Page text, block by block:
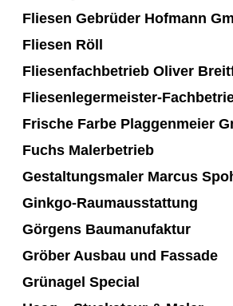
Fliesen Gebrüder Hofmann
Fliesen Röll
Fliesenfachbetrieb Oliver
Fliesenlegermeister-
Frische Farbe Plaggenmeier
Fuchs Malerbetrieb
Gestaltungsmaler Marcus
Ginkgo-Raumausstattung
Görgens Baumanufaktur
Gröber Ausbau und Fassade
Grünagel Special